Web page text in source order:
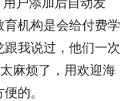
机构是会给付费学
我说过，他们一次
麻烦了，用欢迎海
的。